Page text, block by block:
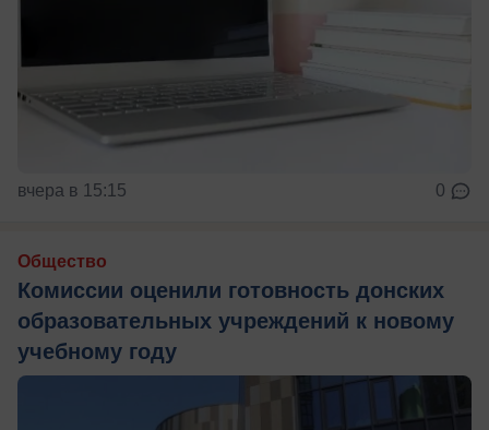
вчера в 15:15 0
Общество
Комиссии оценили готовность донских
образовательных учреждений к новому
учебному году